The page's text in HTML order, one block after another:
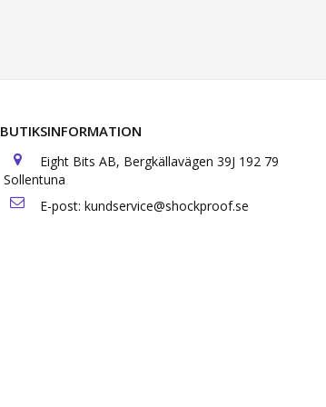
BUTIKSINFORMATION
Eight Bits AB, Bergkällavägen 39J 192 79
Sollentuna
E-post: kundservice@shockproof.se